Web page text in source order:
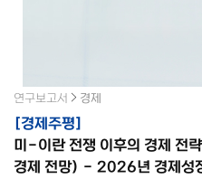
연구보고서 경제
[경제주평]
미-이란 전쟁 이후의 경제 전
경제 전망) - 2026년 경제성